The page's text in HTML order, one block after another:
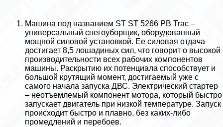
Машина под названием ST ST 5266 PB Trac –
универсальный снегоуборщик, оборудованный
мощной силовой установкой. Ее силовая отдача
достигает 8,5 лошадиных сил, что говорит о высокой
производительности всех рабочих компонентов
машины. Раскрытию их потенциала способствует и
большой крутящий момент, достигаемый уже с
самого начала запуска ДВС. Электрический стартер
– неотъемлемый компонент мотора, который быстро
запускает двигатель при низкой температуре. Запуск
происходит быстро и плавно, без каких-либо
промедлений и перебоев.